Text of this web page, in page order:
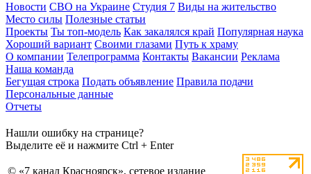
Новости СВО на Украине Студия 7 Виды на жительство
Место силы Полезные статьи
Проекты Ты топ-модель Как закалялся край Популярная наука
Хороший вариант Своими глазами Путь к храму
О компании Телепрограмма Контакты Вакансии Реклама
Наша команда
Бегущая строка Подать объявление Правила подачи
Персональные данные
Отчеты
Нашли ошибку на странице?
Выделите её и нажмите Ctrl + Enter
© «7 канал Красноярск», сетевое издание